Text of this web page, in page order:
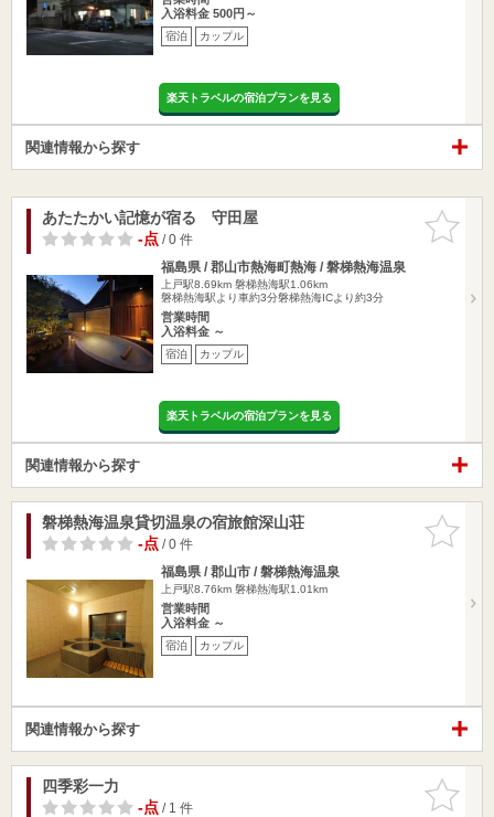
入浴料金 500円～
宿泊 カップル
楽天トラベルの宿泊プランを見る
関連情報から探す
お気に入
りに追加
あたたかい記憶が宿る 守田屋
-点/ 0 件
福島県 / 郡山市熱海町熱海 / 磐梯熱海温泉
上戸駅8.69km 磐梯熱海駅1.06km
磐梯熱海駅より車約3分磐梯熱海ICより約3分
営業時間
入浴料金 ～
宿泊 カップル
楽天トラベルの宿泊プランを見る
関連情報から探す
お気に入
りに追加
磐梯熱海温泉貸切温泉の宿旅館深山荘
-点/ 0 件
福島県 / 郡山市 / 磐梯熱海温泉
上戸駅8.76km 磐梯熱海駅1.01km
営業時間
入浴料金 ～
宿泊 カップル
関連情報から探す
お気に入
りに追加
四季彩一力
-点/ 1 件